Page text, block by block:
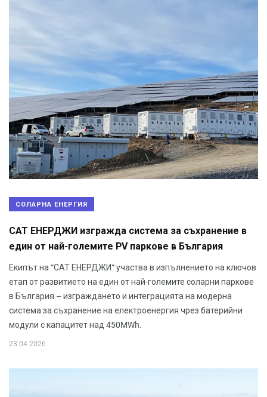
СОЛАРНА ЕНЕРГИЯ
САТ ЕНЕРДЖИ изгражда система за съхранение в
един от най-големите PV паркове в България
Екипът на “САТ ЕНЕРДЖИ“ участва в изпълнението на ключов
етап от развитието на един от най-големите соларни паркове
в България – изграждането и интеграцията на модерна
система за съхранение на електроенергия чрез батерийни
модули с капацитет над 450MWh.
23.04.2026